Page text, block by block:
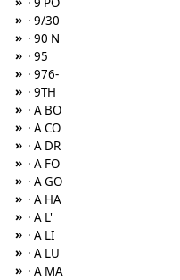
» · 9/30
» · 90 N
» · 95
» · 976-
» · 9TH
» · A BO
» · A CO
» · A DR
» · A FO
» · A GO
» · A HA
» · A L'
» · A LI
» · A LU
» · A MA